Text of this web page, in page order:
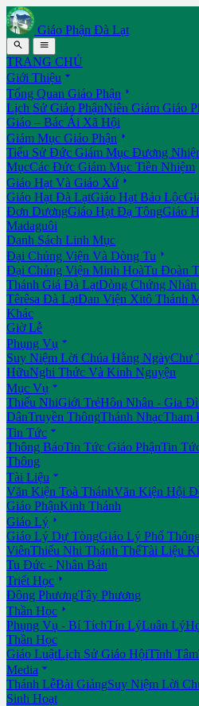
Giáo Phận Đà Lạt
 
TRANG CHỦ
Giới Thiệu 
Tổng Quan Giáo Phận 
Lịch Sử Giáo PhậnNiên Giám Giáo
Giáo – Bác Ái Xã Hội
Giám Mục Giáo Phận 
Tiểu Sử Đức Giám Mục Đương
MụcCác Đức Giám Mục Tiền Nhiệm
Giáo Hạt Và Giáo Xứ 
Giáo Hạt Đà LạtGiáo Hạt Bảo Lộc
Đơn DươngGiáo Hạt Đạ TôngGiáo
Madaguôi
Danh Sách Linh Mục
Đại Chủng Viện Và Dòng Tu 
Đại Chủng Viện Minh HoàTu Đoàn
Thánh Giá Đà LạtDòng Chứng
Têrêsa Đà LạtĐan Viện Xitô Thánh
Khác
Giờ Lễ
Phụng Vụ 
Suy Niệm Lời Chúa Hằng NgàyChư
HữuNghi Thức Và Kinh Nguyện
Mục Vụ 
Thiếu NhiGiới TrẻHôn Nhân - Gia
DânTruyền ThôngThánh NhạcTham
Tin Tức 
Thông BáoTin Tức Giáo PhậnTin
Thông
Tài Liệu 
Văn Kiện Toà ThánhVăn Kiện Hội
Giáo PhậnKinh Thánh
Giáo Lý 
Giáo Lý Dự TòngGiáo Lý Phổ Thông
ViênThiếu Nhi Thánh ThểTài Liệu
Tu Đức - Nhân Bản
Triết Học 
Đông PhươngTây Phương
Thần Học 
Phụng Vụ - Bí TíchTín LýLuân Lý
Thần Học
Giáo LuậtLịch Sử Giáo HộiTĩnh Tâm
Media 
Thánh LễBài GiảngSuy Niệm Lời
Sinh Hoạt